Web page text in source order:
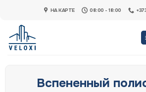
content
НА КАРТЕ 08:00 - 18:00
Вспененный